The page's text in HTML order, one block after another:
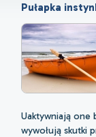
Pułapka
Uaktywniają one
wywołują skutki